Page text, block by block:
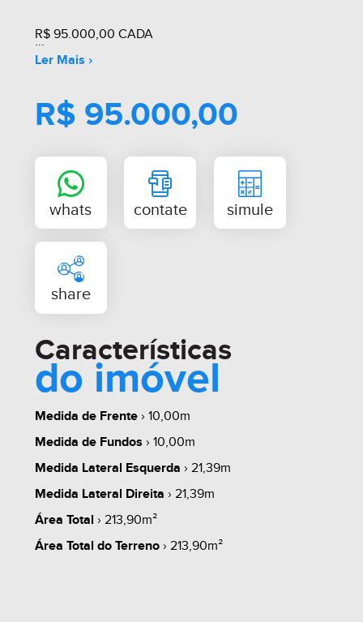
R$ 95.000,00 CADA
Ler Mais ›
R$ 95.000,00
whats contate
share
Características
do imóvel
Medida de Frente› 10,00m
Medida de Fundos › 10,00m
Medida Lateral Esquerda › 21,39m
Medida Lateral Direita › 21,39m
Área Total › 213,90m²
Área Total do Terreno› 213,90m²